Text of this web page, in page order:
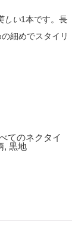
しい1本です。長
細めでスタイリ
てのネクタイ
, 黒地